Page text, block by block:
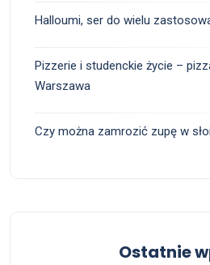
Halloumi, ser do wielu
Pizzerie i studenckie życie –
Warszawa
Czy można zamrozić zupę w
Ostatnie